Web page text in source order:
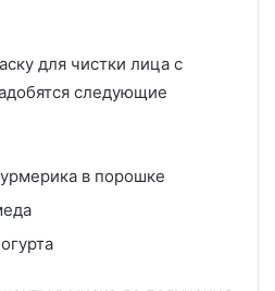
для чистки лица с
следующие
в порошке